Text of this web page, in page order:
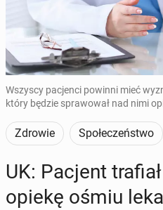
Wszyscy pacjenci powinni mieć
który będzie sprawował nad nimi
Zdrowie Społeczeństwo
UK: Pacjent
opiekę ośmiu